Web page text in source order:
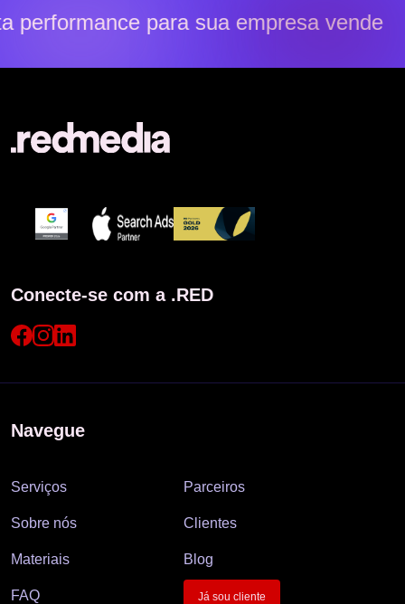
para sua empresa vender
Conecte-se com a .RED
Navegue
Serviços Parceiros
Sobre nós Clientes
Materiais Blog
FAQ Já sou cliente